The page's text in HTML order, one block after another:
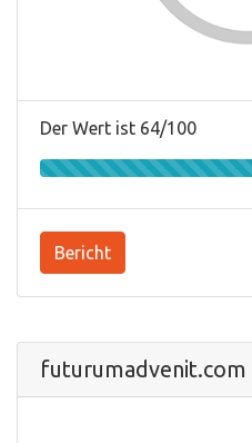
Der Wert ist 64/100
Bericht
futurumadvenit.com